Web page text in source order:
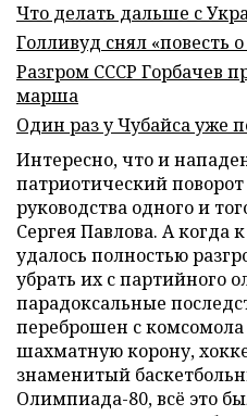
Что делать дальше с
Голливуд снял «повесть
Разгром СССР Горбачев
марша
Один раз у Чубайса уже
Интересно, что и
патриотический
руководства одного и
Сергея Павлова. А когда
удалось полностью
убрать их с партийного
парадоксальные
переброшен с комсомола
шахматную корону,
знаменитый
Олимпиада-80, всё это